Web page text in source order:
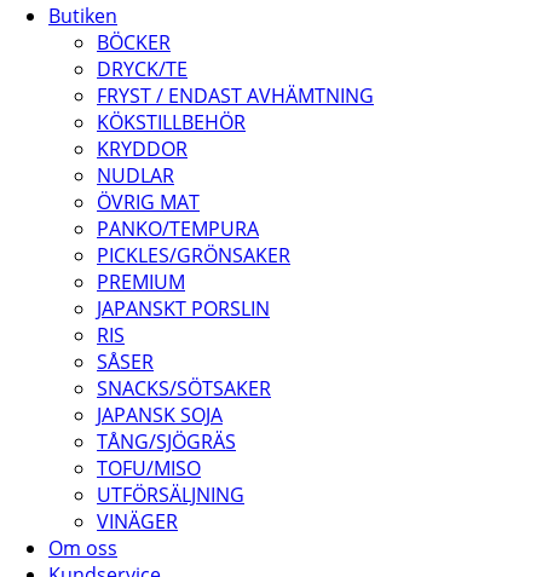
Butiken
BÖCKER
DRYCK/TE
FRYST / ENDAST AVHÄMTNING
KÖKSTILLBEHÖR
KRYDDOR
NUDLAR
ÖVRIG MAT
PANKO/TEMPURA
PICKLES/GRÖNSAKER
PREMIUM
JAPANSKT PORSLIN
RIS
SÅSER
SNACKS/SÖTSAKER
JAPANSK SOJA
TÅNG/SJÖGRÄS
TOFU/MISO
UTFÖRSÄLJNING
VINÄGER
Om oss